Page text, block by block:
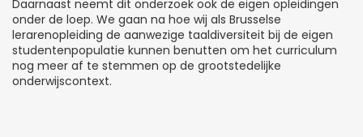
Daarnaast neemt dit onderzoek ook de eigen opleidingen
onder de loep. We gaan na hoe wij als Brusselse
lerarenopleiding de aanwezige taaldiversiteit bij de eigen
studentenpopulatie kunnen benutten om het curriculum
nog meer af te stemmen op de grootstedelijke
onderwijscontext.